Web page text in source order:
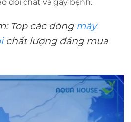
đổi chất và gây bệnh.
Top các dòng máy
chất lượng đáng mua